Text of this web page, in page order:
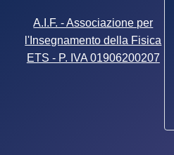
A.I.F. - Associazione per
l'Insegnamento della Fisica
ETS - P. IVA 01906200207